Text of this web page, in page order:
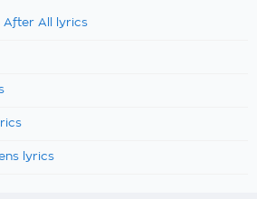
After All lyrics
lyrics